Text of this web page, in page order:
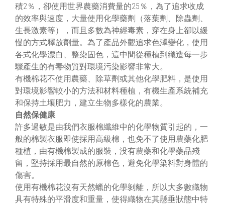
積2％，卻使用世界農藥消費量的25％，為了追求收成
的效率與速度，大量使用化學藥劑（落葉劑、除蟲劑、
生長激素等），而且多數為神經毒素，穿在身上卻以緩
慢的方式釋放劑量。為了產品外觀追求色澤變化，使用
各式化學漂白、整染固色，這中間從種植到織造每一步
驟產生的有毒物質對環境污染影響非常大。
有機棉花不使用農藥、除草劑或其他化學肥料，是使用
對環境影響較小的方法和材料種植，有機生產系統補充
和保持土壤肥力，建立生物多樣化的農業。
自然保健康
許多過敏是由我們衣服棉纖維中的化學物質引起的，一
般的棉製衣服即使採用高級棉，也免不了使用農藥化肥
種植，由有機棉製成的服裝，没有農藥和化學藥品殘
留，堅持採用最自然的原棉色，避免化學染料對身體的
傷害。
使用有機棉花沒有天然蠟的化學剝離，所以大多數織物
具有特殊的平滑度和重量，使得織物在其懸垂狀態中特